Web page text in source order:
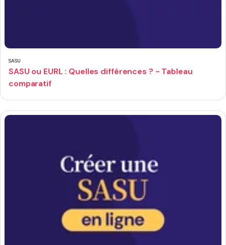
SASU
SASU ou EURL : Quelles différences ? - Tableau
comparatif